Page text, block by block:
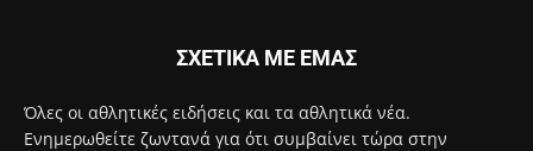
ΣΧΕΤΙΚΑ ΜΕ ΕΜΑΣ
Όλες οι αθλητικές ειδήσεις και τα αθλητικά νέα.
Ενημερωθείτε ζωντανά για ότι συμβαίνει τώρα στην